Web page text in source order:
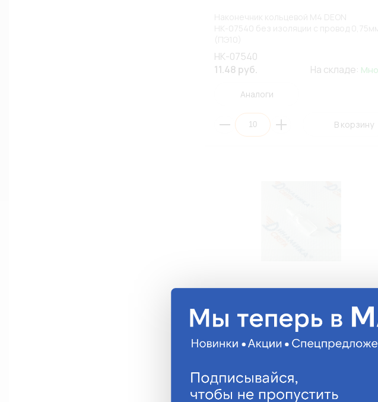
НК-07540
11.48 руб.
На складе:
Аналоги
В корзину
плоского разъема МАМА (ПЭ10)
1506
На складе:
Аналоги